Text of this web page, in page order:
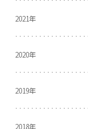
2021年
2020年
2019年
2018年